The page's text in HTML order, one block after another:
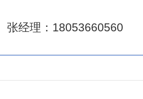
张经理：18053660560